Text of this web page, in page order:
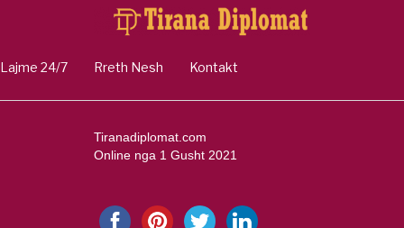
Lajme 24/7 Rreth Nesh Kontakt
Tiranadiplomat.com
Online nga 1 Gusht 2021